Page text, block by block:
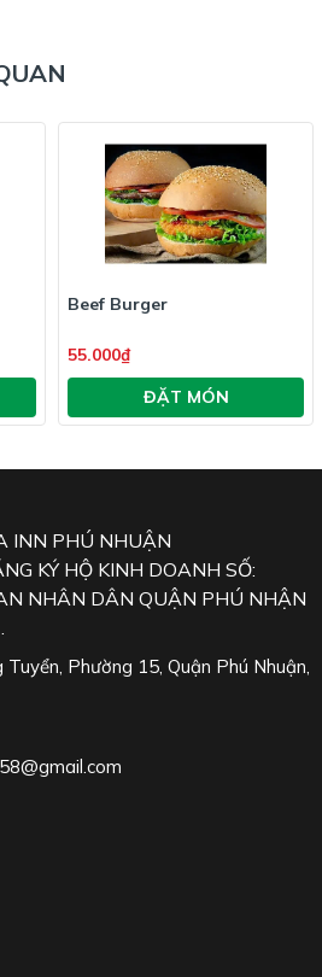
Beef Burger
55.000₫
ĐẶT MÓN
INN PHÚ NHUẬN
KÝ HỘ KINH DOANH SỐ:
NHÂN DÂN QUẬN PHÚ NHẬN
Phường 15, Quận Phú Nhuận,